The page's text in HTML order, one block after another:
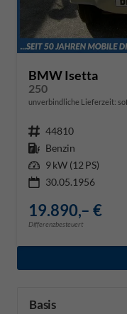
BMW Isetta
250
unverbindliche Lieferzeit:
Fahrzeugnr. 44810
Kraftstoff Benzin
Leistung 9 kW (12 PS)
30.05.1956
19.890,– €
Differenzbesteuert
Basis